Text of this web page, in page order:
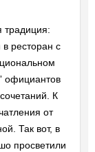
традиция:
ресторан с
официантов
К
от
Так вот, в
просветили